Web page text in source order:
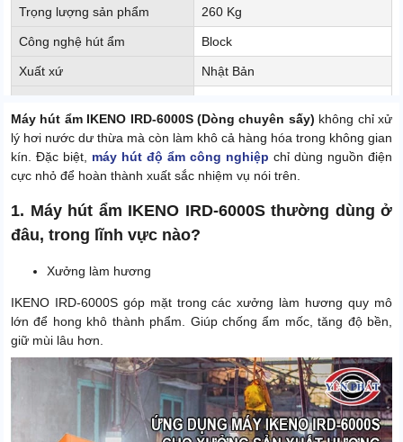
Trọng lượng sản phẩm 260 Kg
Công nghệ hút ẩm Block
Xuất xứ Nhật Bản
Độ ồn 75dB
Máy hút ẩm IKENO IRD-6000S (Dòng chuyên sấy) không chỉ xử
lý hơi nước dư thừa mà còn làm khô cả hàng hóa trong không gian
kín. Đặc biệt, máy hút độ ẩm công nghiệp chỉ dùng nguồn điện
cực nhỏ để hoàn thành xuất sắc nhiệm vụ nói trên.
1. Máy hút ẩm IKENO IRD-6000S thường dùng ở
đâu, trong lĩnh vực nào?
Xưởng làm hương
IKENO IRD-6000S góp mặt trong các xưởng làm hương quy mô
lớn để hong khô thành phẩm. Giúp chống ẩm mốc, tăng độ bền,
giữ mùi lâu hơn.